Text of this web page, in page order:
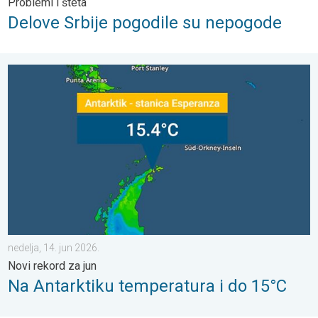
Delove Srbije pogodile su nepogode
Na Antarktiku temperatura i do 15°C. Novi rekord za jun. . .
nedelja, 14. jun 2026.
Novi rekord za jun
Na Antarktiku temperatura i do 15°C